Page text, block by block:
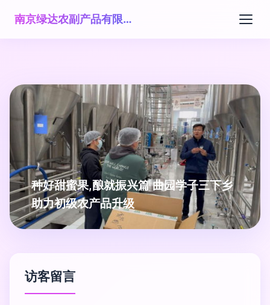
南京绿达农副产品有限公司
种好甜蜜果,酿就振兴篇 曲园学子三下乡
助力初级农产品升级
访客留言